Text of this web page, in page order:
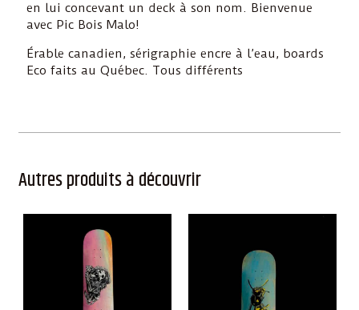
en lui concevant un deck à son nom. Bienvenue
avec Pic Bois Malo!
Érable canadien, sérigraphie encre à l’eau, boards
Eco faits au Québec. Tous différents
Autres produits à découvrir